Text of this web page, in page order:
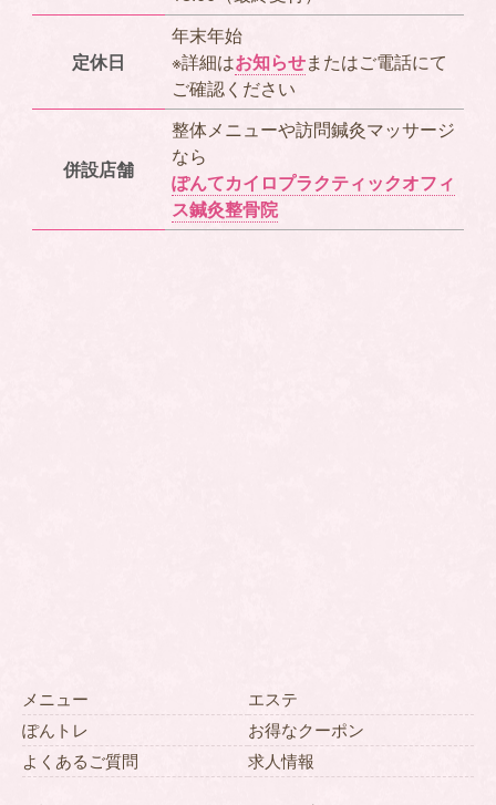
定休日
年末年始
※詳細はお知らせまたはご電話にて
ご確認ください
併設店舗
整体メニューや訪問鍼灸マッサージ
なら
ぽんてカイロプラクティックオフィ
ス鍼灸整骨院
メニュー
エステ
ぽんトレ
お得なクーポン
よくあるご質問
求人情報